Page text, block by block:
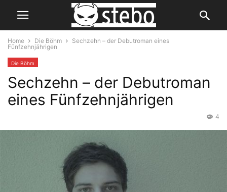
Home Die Böhm
Sechzehn – der Debutroman eines
Fünfzehnjährigen
Die Böhm
Sechzehn – der Debutroman
eines Fünfzehnjährigen
4